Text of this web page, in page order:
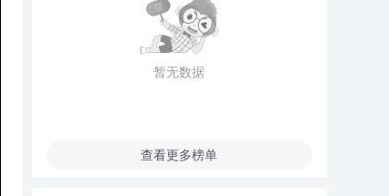
暂无数据
查看更多榜单